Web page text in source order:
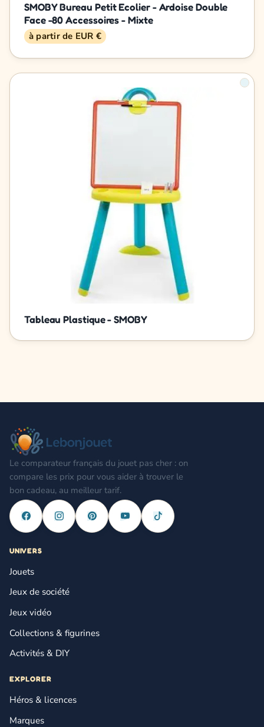
SMOBY Bureau Petit Ecolier - Ardoise Double
Face -80 Accessoires - Mixte
à partir de EUR €
Tableau Plastique - SMOBY
Le comparateur français du jouet pas cher : on
compare les prix pour vous aider à trouver le
bon cadeau, au meilleur tarif.
UNIVERS
Jouets
Jeux de société
Jeux vidéo
Collections & figurines
Activités & DIY
EXPLORER
Héros & licences
Marques